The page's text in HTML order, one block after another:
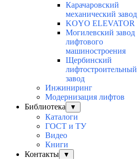
Карачаровский
механический завод
KOYO ELEVATOR
Могилевский завод
лифтового
машиностроения
Щербинский
лифтостроительный
завод
Инжиниринг
Модернизация лифтов
Библиотека
▼
Каталоги
ГОСТ и ТУ
Видео
Книги
Контакты
▼